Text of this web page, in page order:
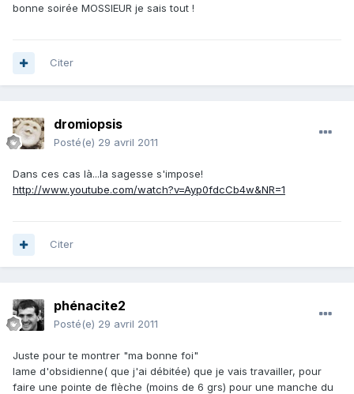
bonne soirée MOSSIEUR je sais tout !
Citer
dromiopsis
Posté(e) 29 avril 2011
Dans ces cas là...la sagesse s'impose!
http://www.youtube.com/watch?v=Ayp0fdcCb4w&NR=1
Citer
phénacite2
Posté(e) 29 avril 2011
Juste pour te montrer "ma bonne foi"
lame d'obsidienne( que j'ai débitée) que je vais travailler, pour
faire une pointe de flèche (moins de 6 grs) pour une manche du